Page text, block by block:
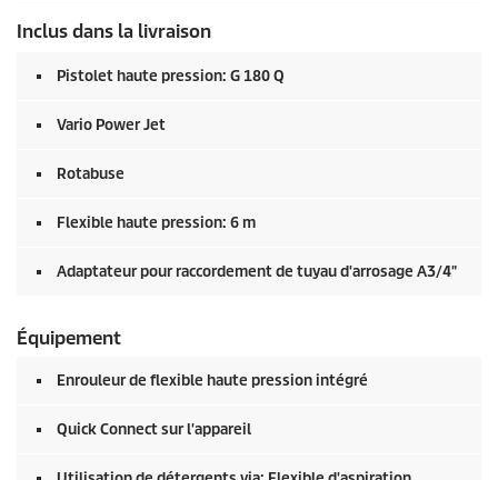
Inclus dans la livraison
Pistolet haute pression: G 180 Q
Vario Power Jet
Rotabuse
Flexible haute pression: 6 m
Adaptateur pour raccordement de tuyau d'arrosage A3/4"
Équipement
Enrouleur de flexible haute pression intégré
Quick Connectsur l'appareil